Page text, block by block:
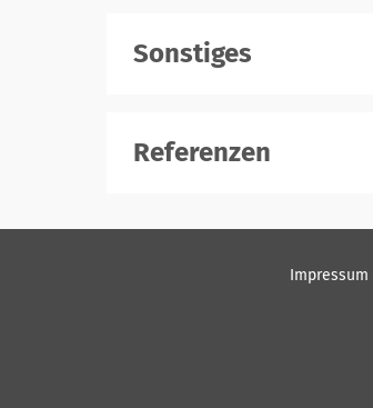
Sonstiges
Referenzen
Impressum